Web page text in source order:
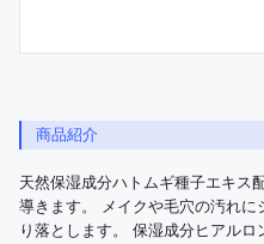
商品紹介
天然保湿成分ハトムギ種子エキス
導きます。 メイクや毛穴の汚れに
り落とします。 保湿成分ヒアル